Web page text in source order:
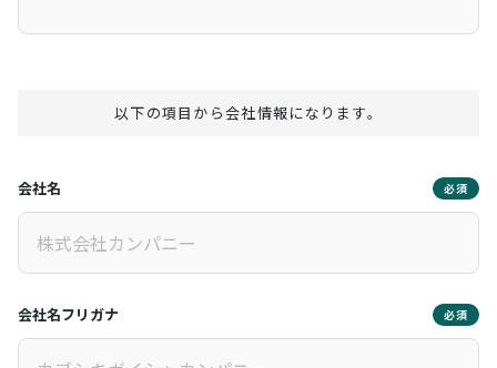
以下の項目から会社情報になります。
会社名 必須
会社名フリガナ 必須